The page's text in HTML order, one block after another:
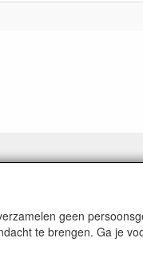
geen
te brengen. Ga je